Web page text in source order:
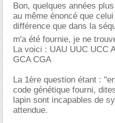
Bon, quelques années
au même énoncé que
différence que dans la
m'a été fournie, je ne
La voici : UAU UUC UCC
GCA CGA
La 1ère question étant :
code génétique fourni,
lapin sont incapables de
attendue.